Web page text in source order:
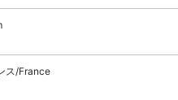
ス/France